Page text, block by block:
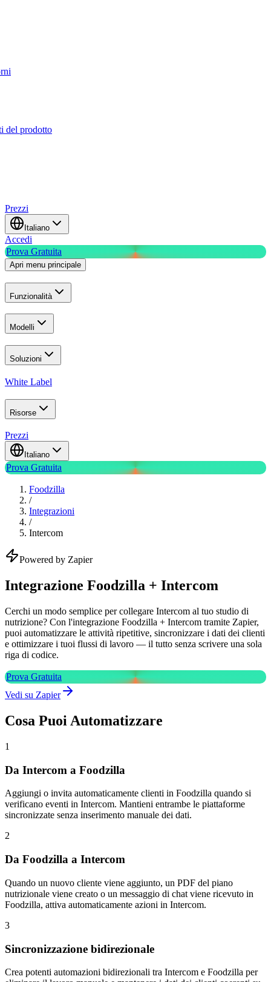
del prodotto
Prezzi
Italiano
Accedi
Prova Gratuita
Apri menu principale
Funzionalità
Modelli
Soluzioni
White Label
Risorse
Prezzi
Italiano
Prova Gratuita
Foodzilla
/
Integrazioni
/
Intercom
Powered by Zapier
Integrazione Foodzilla + Intercom
Cerchi un modo semplice per collegare Intercom al tuo studio di
nutrizione? Con l'integrazione Foodzilla + Intercom tramite Zapier,
puoi automatizzare le attività ripetitive, sincronizzare i dati dei clienti
e ottimizzare i tuoi flussi di lavoro — il tutto senza scrivere una sola
riga di codice.
Prova Gratuita
Vedi su Zapier
Cosa Puoi Automatizzare
1
Da Intercom a Foodzilla
Aggiungi o invita automaticamente clienti in Foodzilla quando si
verificano eventi in Intercom. Mantieni entrambe le piattaforme
sincronizzate senza inserimento manuale dei dati.
2
Da Foodzilla a Intercom
Quando un nuovo cliente viene aggiunto, un PDF del piano
nutrizionale viene creato o un messaggio di chat viene ricevuto in
Foodzilla, attiva automaticamente azioni in Intercom.
3
Sincronizzazione bidirezionale
Crea potenti automazioni bidirezionali tra Intercom e Foodzilla per